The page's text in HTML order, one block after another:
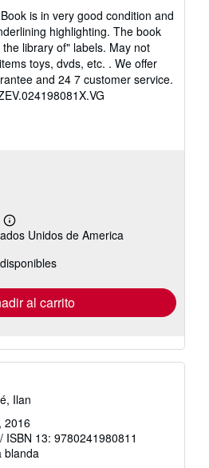
del
vendedor:
5
de
5
estrellas
is in very good condition and
highlighting. The book
library of" labels. May not
toys, dvds, etc. . We offer
and 24 7 customer service.
Más
información
las
tarifas
envío
Unidos de America
al carrito
Ilan
, 2016
/ ISBN 13: 9780241980811
blanda